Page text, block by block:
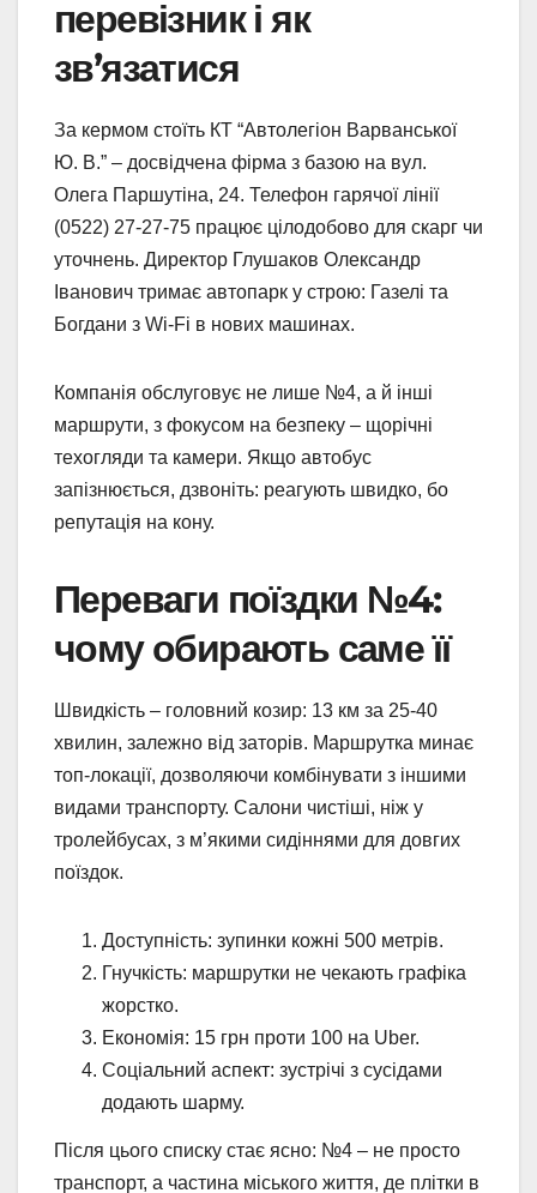
перевізник і як
зв’язатися
За кермом стоїть КТ “Автолегіон Варванської
Ю. В.” – досвідчена фірма з базою на вул.
Олега Паршутіна, 24. Телефон гарячої лінії
(0522) 27-27-75 працює цілодобово для скарг чи
уточнень. Директор Глушаков Олександр
Іванович тримає автопарк у строю: Газелі та
Богдани з Wi-Fi в нових машинах.
Компанія обслуговує не лише №4, а й інші
маршрути, з фокусом на безпеку – щорічні
техогляди та камери. Якщо автобус
запізнюється, дзвоніть: реагують швидко, бо
репутація на кону.
Переваги поїздки №4:
чому обирають саме її
Швидкість – головний козир: 13 км за 25-40
хвилин, залежно від заторів. Маршрутка минає
топ-локації, дозволяючи комбінувати з іншими
видами транспорту. Салони чистіші, ніж у
тролейбусах, з м’якими сидіннями для довгих
поїздок.
Доступність: зупинки кожні 500 метрів.
Гнучкість: маршрутки не чекають графіка
жорстко.
Економія: 15 грн проти 100 на Uber.
Соціальний аспект: зустрічі з сусідами
додають шарму.
Після цього списку стає ясно: №4 – не просто
транспорт, а частина міського життя, де плітки в